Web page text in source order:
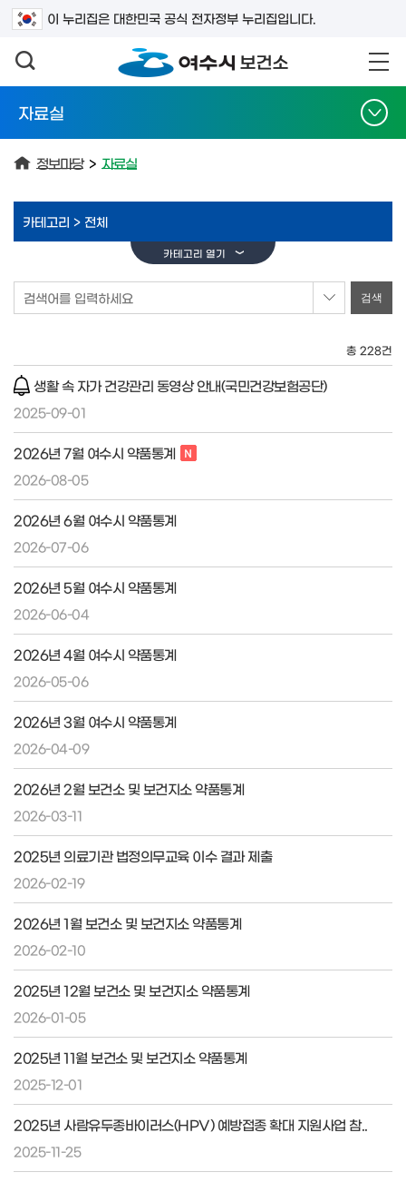
이 누리집은 대한민국 공식 전자정부 누리집입니다.
검색어를 입력하세요
자료실
정보마당 > 자료실
카테고리 > 전체
카테고리 열기
검색어를 입력하세요
총 228건
생활 속 자가 건강관리 동영상 안내(국민건강보험공단)
2025-09-01
2026년 7월 여수시 약품통계
2026-08-05
2026년 6월 여수시 약품통계
2026-07-06
2026년 5월 여수시 약품통계
2026-06-04
2026년 4월 여수시 약품통계
2026-05-06
2026년 3월 여수시 약품통계
2026-04-09
2026년 2월 보건소 및 보건지소 약품통계
2026-03-11
2025년 의료기관 법정의무교육 이수 결과 제출
2026-02-19
2026년 1월 보건소 및 보건지소 약품통계
2026-02-10
2025년 12월 보건소 및 보건지소 약품통계
2026-01-05
2025년 11월 보건소 및 보건지소 약품통계
2025-12-01
2025년 사람유두종바이러스(HPV) 예방접종 확대 지원사업 참..
2025-11-25